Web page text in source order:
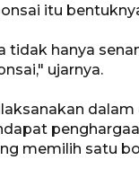
itu
tidak hanya
ujarnya.
dalam
memilih satu